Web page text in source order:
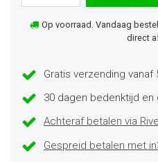
Op voorraad. Vandaag
direct
Gratis verzending vanaf
30 dagen bedenktijd en
Achteraf betalen via
Gespreid betalen met